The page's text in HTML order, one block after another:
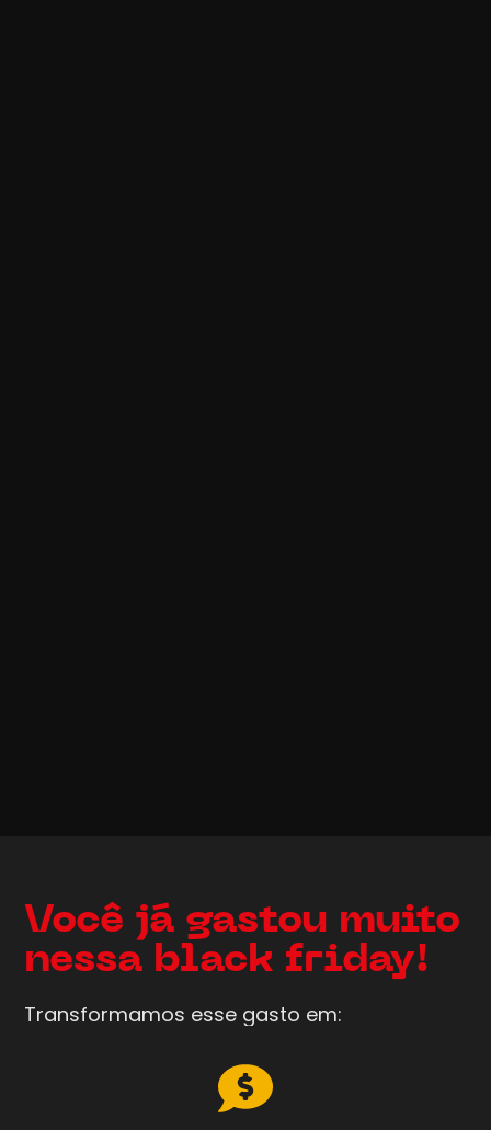
Você já gastou muito
nessa black friday!
Transformamos esse gasto em: